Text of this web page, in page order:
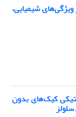
شیمیایی،
کیک‌های بدون